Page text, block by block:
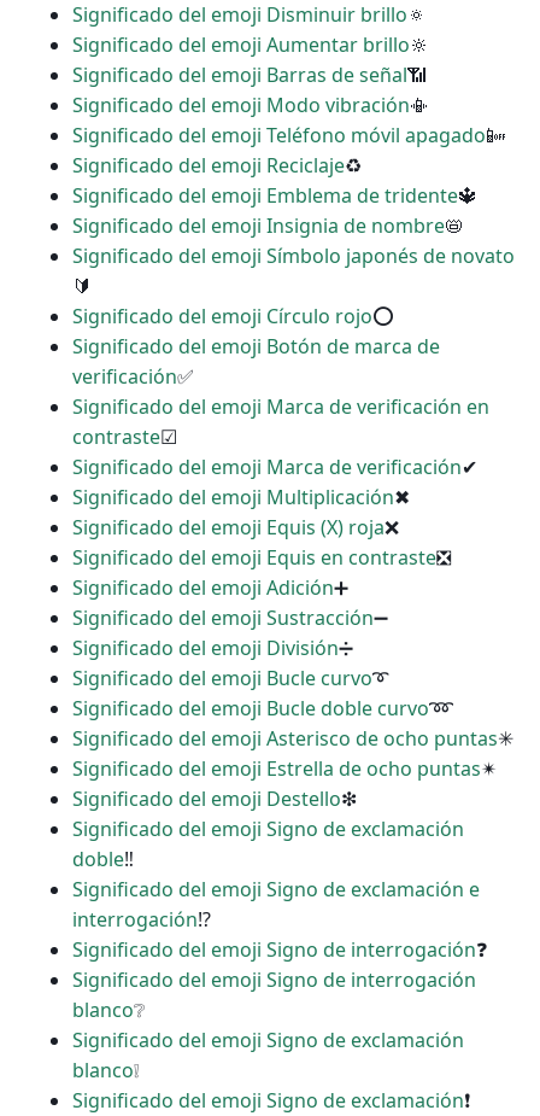
Significado del emoji Disminuir brillo🔅
Significado del emoji Aumentar brillo🔆
Significado del emoji Barras de señal📶
Significado del emoji Modo vibración📳
Significado del emoji Teléfono móvil apagado📴
Significado del emoji Reciclaje♻
Significado del emoji Emblema de tridente🔱
Significado del emoji Insignia de nombre📛
Significado del emoji Símbolo japonés de novato
🔰
Significado del emoji Círculo rojo⭕
Significado del emoji Botón de marca de
verificación✅
Significado del emoji Marca de verificación en
contraste☑
Significado del emoji Marca de verificación✔
Significado del emoji Multiplicación✖
Significado del emoji Equis (X) roja❌
Significado del emoji Equis en contraste❎
Significado del emoji Adición➕
Significado del emoji Sustracción➖
Significado del emoji División➗
Significado del emoji Bucle curvo➰
Significado del emoji Bucle doble curvo➿
Significado del emoji Asterisco de ocho puntas✳
Significado del emoji Estrella de ocho puntas✴
Significado del emoji Destello❇
Significado del emoji Signo de exclamación
doble‼
Significado del emoji Signo de exclamación e
interrogación⁉
Significado del emoji Signo de interrogación❓
Significado del emoji Signo de interrogación
blanco❔
Significado del emoji Signo de exclamación
blanco❕
Significado del emoji Signo de exclamación❗